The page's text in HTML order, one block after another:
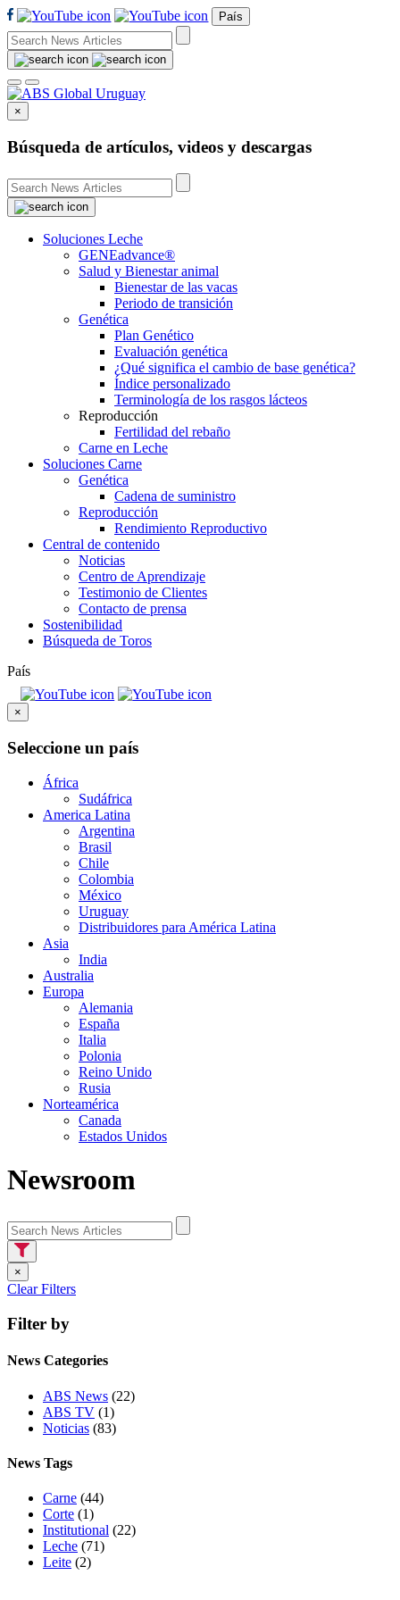
País
×
Búsqueda de artículos, videos y descargas
Soluciones Leche
GENEadvance®
Salud y Bienestar animal
Bienestar de las vacas
Periodo de transición
Genética
Plan Genético
Evaluación genética
¿Qué significa el cambio de base genética?
Índice personalizado
Terminología de los rasgos lácteos
Reproducción
Fertilidad del rebaño
Carne en Leche
Soluciones Carne
Genética
Cadena de suministro
Reproducción
Rendimiento Reproductivo
Central de contenido
Noticias
Centro de Aprendizaje
Testimonio de Clientes
Contacto de prensa
Sostenibilidad
Búsqueda de Toros
País
×
Seleccione un país
África
Sudáfrica
America Latina
Argentina
Brasil
Chile
Colombia
México
Uruguay
Distribuidores para América Latina
Asia
India
Australia
Europa
Alemania
España
Italia
Polonia
Reino Unido
Rusia
Norteamérica
Canada
Estados Unidos
Newsroom
×
Clear Filters
Filter by
News Categories
ABS News (22)
ABS TV (1)
Noticias (83)
News Tags
Carne (44)
Corte (1)
Institutional (22)
Leche (71)
Leite (2)